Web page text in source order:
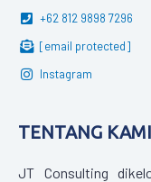
+62 812 9898 7296
[email protected]
Instagram
TENTANG KAMI
JT Consulting